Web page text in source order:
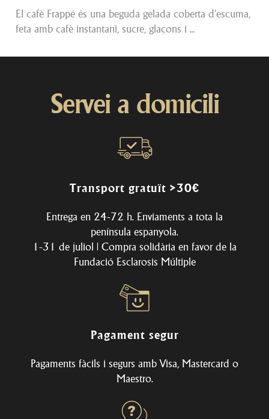
El cafè Frappé és una beguda gelada coberta d'escuma,
feta amb cafè instantani, sucre, glaçons i ...
Servei a domicili
Transport gratuït >30€
Entrega en 24-72 h. Enviaments a tota la
península espanyola.
1-31 de juliol | Compra solidària en favor de la
Fundació Esclarosis Múltiple
Pagament segur
Pagaments fàcils i segurs amb Visa, Mastercard o
Maestro.